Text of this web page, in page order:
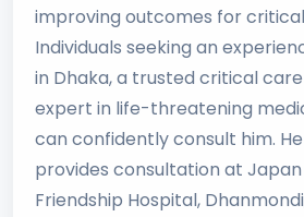
improving outcomes for
Individuals seeking an
in Dhaka, a trusted critical
expert in life-threatening
can confidently consult him.
provides consultation at
Friendship Hospital,